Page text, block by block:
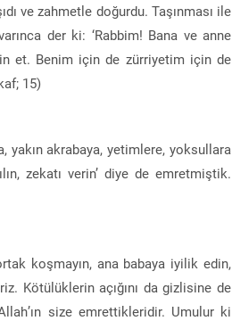
ve zahmetle doğurdu. Taşınması ile
der ki: ‘Rabbim! Bana ve anne
et. Benim için de zürriyetim için de
15)
yakın akrabaya, yetimlere, yoksullara
zekatı verin’ diye de emretmiştik.
koşmayın, ana babaya iyilik edin,
Kötülüklerin açığını da gizlisine de
size emrettikleridir. Umulur ki